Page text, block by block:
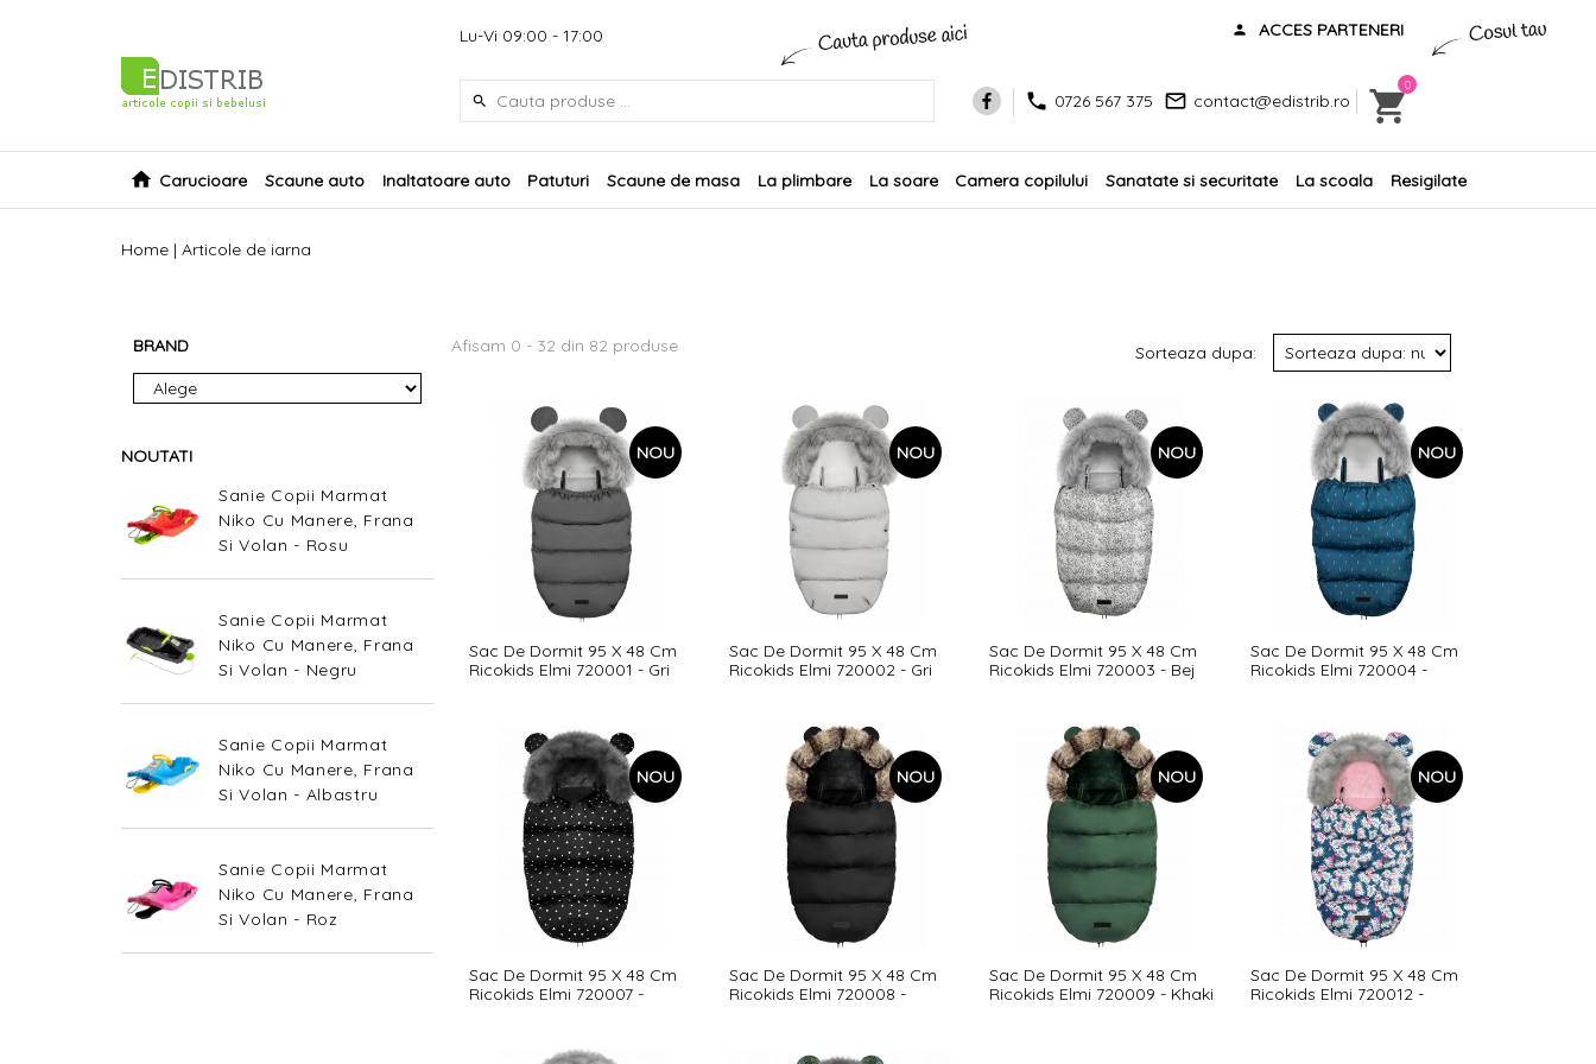
ACCES PARTENERI
Lu-Vi 09:00 - 17:00
0726 567 375 contact@edistrib.ro
0
Carucioare Scaune auto Inaltatoare auto Patuturi Scaune de masa La plimbare La soare Camera copilului Sanatate si securitate La scoala Resigilate
Home | Articole de iarna
BRAND
NOUTATI
Sanie Copii Marmat
Niko Cu Manere, Frana
Si Volan - Rosu
Sanie Copii Marmat
Niko Cu Manere, Frana
Si Volan - Negru
Sanie Copii Marmat
Niko Cu Manere, Frana
Si Volan - Albastru
Sanie Copii Marmat
Niko Cu Manere, Frana
Si Volan - Roz
Afisam 0 - 32 din 82 produse Sorteaza dupa:
NOU
Sac De Dormit 95 X 48 Cm
Ricokids Elmi 720001 - Gri
NOU
Sac De Dormit 95 X 48 Cm
Ricokids Elmi 720002 - Gri
NOU
Sac De Dormit 95 X 48 Cm
Ricokids Elmi 720003 - Bej
NOU
Sac De Dormit 95 X 48 Cm
Ricokids Elmi 720004 -
NOU
Sac De Dormit 95 X 48 Cm
Ricokids Elmi 720007 -
NOU
Sac De Dormit 95 X 48 Cm
Ricokids Elmi 720008 -
NOU
Sac De Dormit 95 X 48 Cm
Ricokids Elmi 720009 - Khaki
NOU
Sac De Dormit 95 X 48 Cm
Ricokids Elmi 720012 -